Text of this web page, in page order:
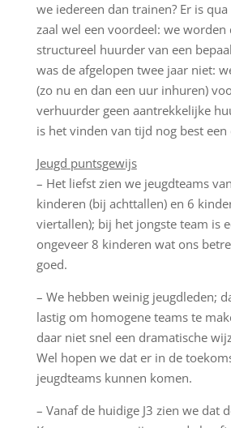
we iedereen dan trainen? Er is
zaal wel een voordeel: we worden
structureel huurder van een
was de afgelopen twee jaar niet:
(zo nu en dan een uur inhuren)
verhuurder geen aantrekkelijke
is het vinden van tijd nog best een
Jeugd puntsgewijs
– Het liefst zien we jeugdteams
kinderen (bij achttallen) en 6
viertallen); bij het jongste team is
ongeveer 8 kinderen wat ons
goed.
– We hebben weinig jeugdleden;
lastig om homogene teams te
daar niet snel een dramatische
Wel hopen we dat er in de
jeugdteams kunnen komen.
– Vanaf de huidige J3 zien we dat